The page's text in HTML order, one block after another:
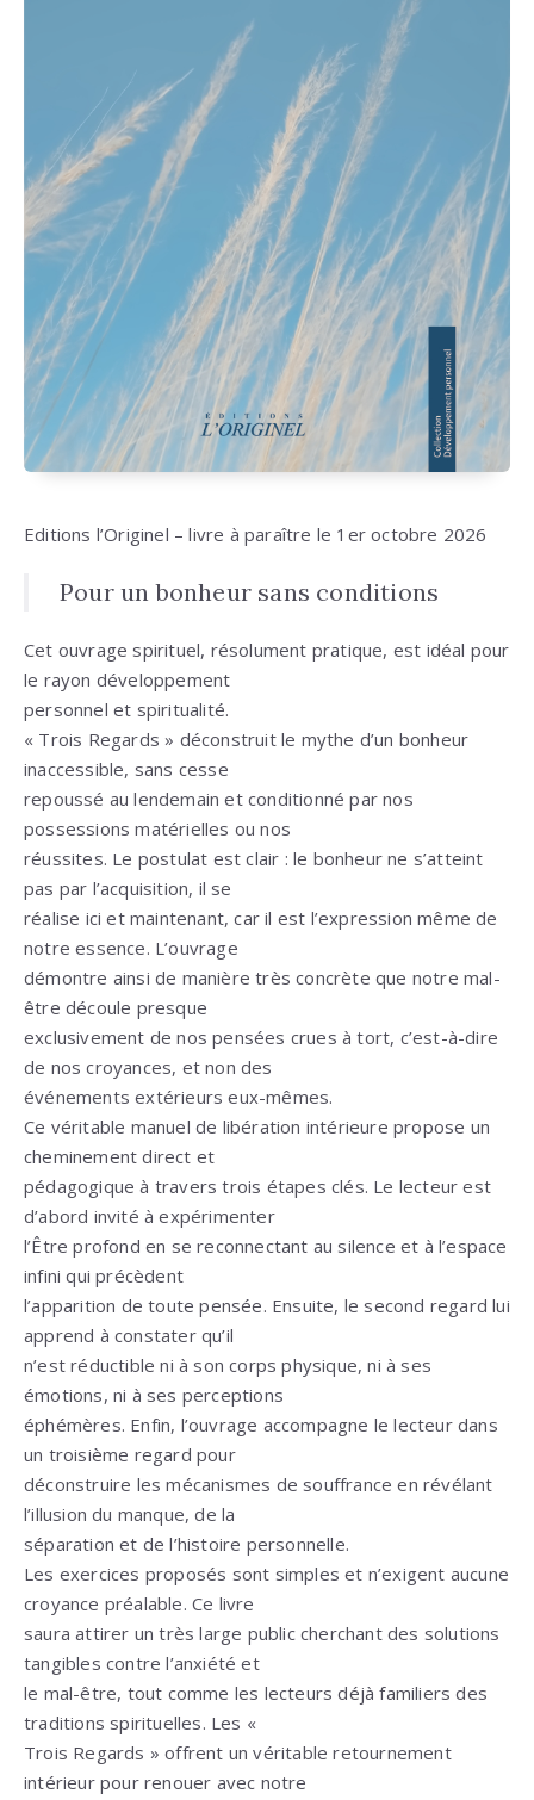
Editions l’Originel – livre à paraître le 1er octobre 2026
Pour un bonheur sans conditions
Cet ouvrage spirituel, résolument pratique, est idéal pour
le rayon développement
personnel et spiritualité.
« Trois Regards » déconstruit le mythe d’un bonheur
inaccessible, sans cesse
repoussé au lendemain et conditionné par nos
possessions matérielles ou nos
réussites. Le postulat est clair : le bonheur ne s’atteint
pas par l’acquisition, il se
réalise ici et maintenant, car il est l’expression même de
notre essence. L’ouvrage
démontre ainsi de manière très concrète que notre mal-
être découle presque
exclusivement de nos pensées crues à tort, c’est-à-dire
de nos croyances, et non des
événements extérieurs eux-mêmes.
Ce véritable manuel de libération intérieure propose un
cheminement direct et
pédagogique à travers trois étapes clés. Le lecteur est
d’abord invité à expérimenter
l’Être profond en se reconnectant au silence et à l’espace
infini qui précèdent
l’apparition de toute pensée. Ensuite, le second regard lui
apprend à constater qu’il
n’est réductible ni à son corps physique, ni à ses
émotions, ni à ses perceptions
éphémères. Enfin, l’ouvrage accompagne le lecteur dans
un troisième regard pour
déconstruire les mécanismes de souffrance en révélant
l’illusion du manque, de la
séparation et de l’histoire personnelle.
Les exercices proposés sont simples et n’exigent aucune
croyance préalable. Ce livre
saura attirer un très large public cherchant des solutions
tangibles contre l’anxiété et
le mal-être, tout comme les lecteurs déjà familiers des
traditions spirituelles. Les «
Trois Regards » offrent un véritable retournement
intérieur pour renouer avec notre